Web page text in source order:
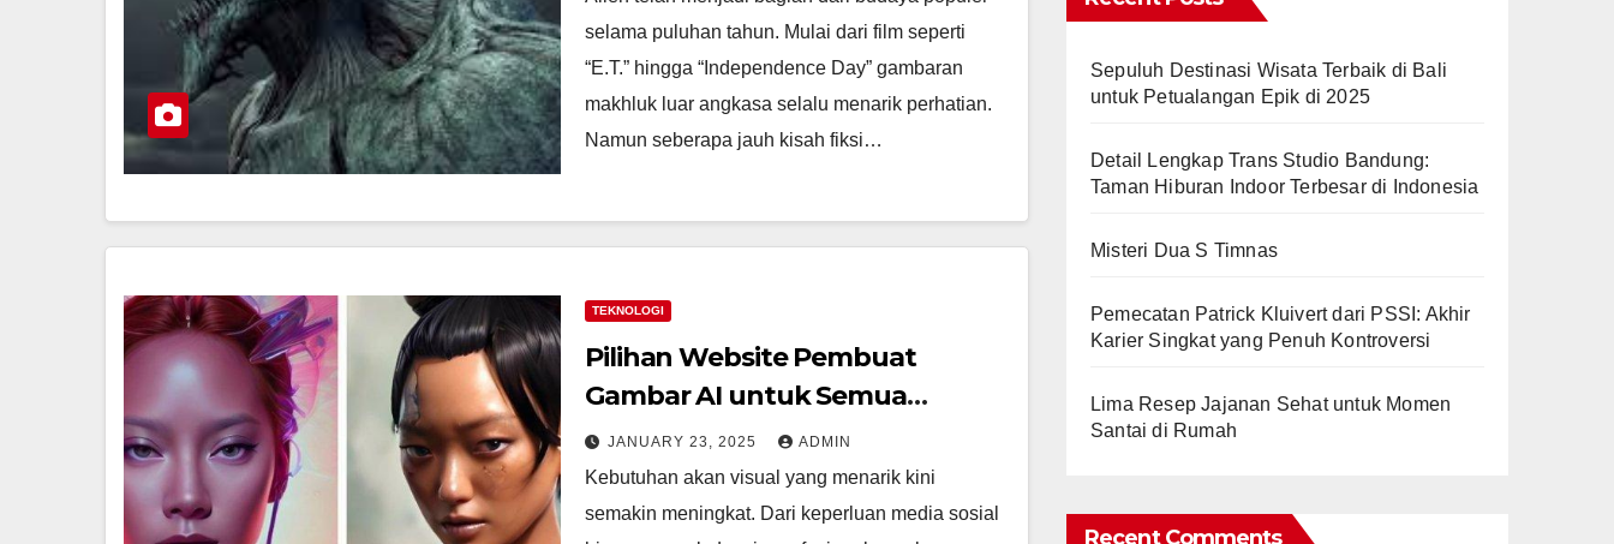
selama puluhan tahun. Mulai dari film seperti
“E.T.” hingga “Independence Day” gambaran
makhluk luar angkasa selalu menarik perhatian.
Namun seberapa jauh kisah fiksi…
TEKNOLOGI
Pilihan Website Pembuat
Gambar AI untuk Semua
Kebutuhan Kreatif
JANUARY 23, 2025 ADMIN
Kebutuhan akan visual yang menarik kini
semakin meningkat. Dari keperluan media sosial
Sepuluh Destinasi Wisata Terbaik di Bali
untuk Petualangan Epik di 2025
Detail Lengkap Trans Studio Bandung:
Taman Hiburan Indoor Terbesar di Indonesia
Misteri Dua S Timnas
Pemecatan Patrick Kluivert dari PSSI: Akhir
Karier Singkat yang Penuh Kontroversi
Lima Resep Jajanan Sehat untuk Momen
Santai di Rumah
Recent Comments